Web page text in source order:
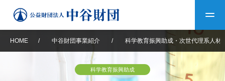
HOME / 中谷財団事業紹介 / 科学教育振興助成・次世代理系人材
科学教育振興助成